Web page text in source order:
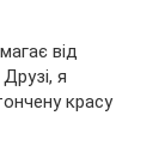
від
я
красу